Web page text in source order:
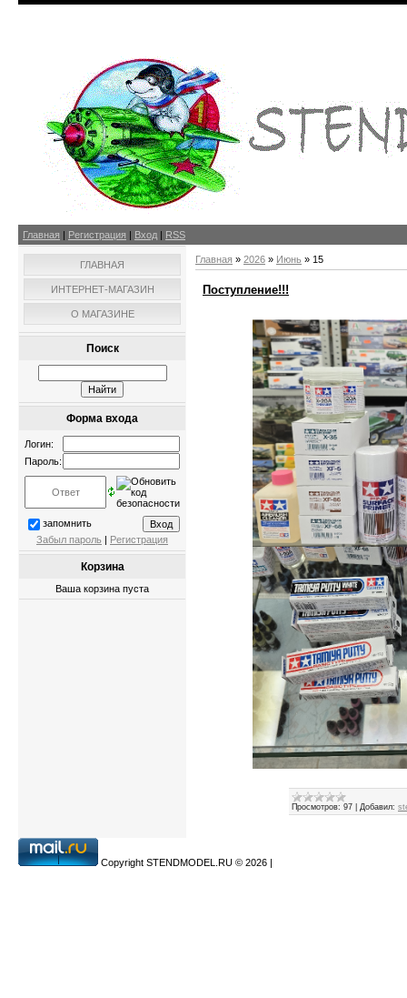
Главная | Регистрация | Вход | RSS
ГЛАВНАЯ
ИНТЕРНЕТ-МАГАЗИН
О МАГАЗИНЕ
Поиск
Форма входа
Логин:
Пароль:
запомнить
Забыл пароль | Регистрация
Корзина
Ваша корзина пуста
Главная » 2026 » Июнь » 15
Поступление!!!
Просмотров: 97 Добавил:
Copyright STENDMODEL.RU © 2026 |